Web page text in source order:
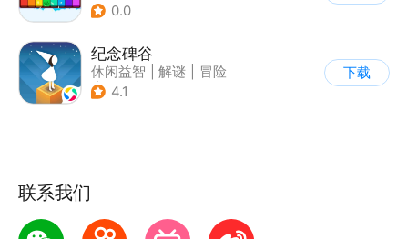
0.0
纪念碑谷
休闲益智 解谜
冒险
| 治愈
4.1
下载
联系我们